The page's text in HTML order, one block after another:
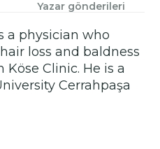
Yazar gönderileri
a physician who
loss and baldness
Clinic. He is a
Cerrahpaşa